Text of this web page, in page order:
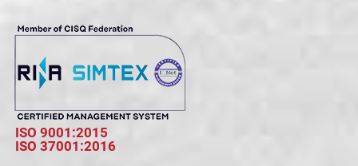
ISO 9001:2015
ISO 37001:2016